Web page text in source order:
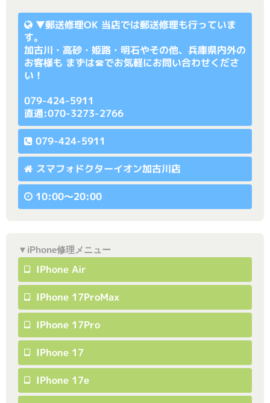
▼郵送修理OK 当店では郵送修理も行っていま
す。
加古川・高砂・姫路・明石やその他、兵庫県内外の
お客様も まずは☎でお気軽にお問い合わせくださ
い！
079-424-5911
直通:070-3273-2766
079-424-5911
スマフォドクターイオン加古川店
10:00〜20:00
▼iPhone修理メニュー
IPhone Air
IPhone 17ProMax
IPhone 17Pro
IPhone 17
IPhone 17e